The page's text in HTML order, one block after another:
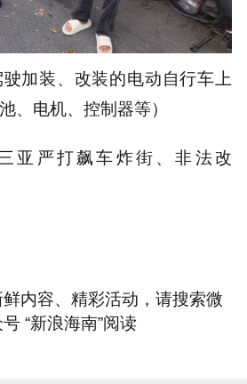
加装、改装的电动自行车上
、电机、控制器等）
亚严打飙车炸街、非法改
内容、精彩活动，请搜索微
“新浪海南”阅读